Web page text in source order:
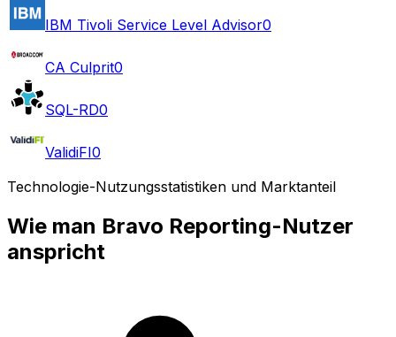
IBM Tivoli Service Level Advisor0
CA Culprit0
SQL-RD0
ValidiFI0
Technologie-Nutzungsstatistiken und Marktanteil
Wie man Bravo Reporting-Nutzer
anspricht